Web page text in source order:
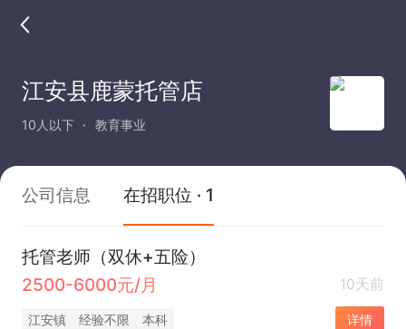
江安县鹿蒙托管店
10人以下 教育事业
公司信息 在招职位 · 1
托管老师（双休+五险）
2500-6000元/月
10天前
江安镇 经验不限 本科 详情